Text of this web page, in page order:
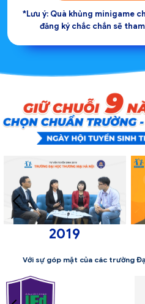
*Lưu ý: Quà khủng minigame
đăng ký chắc chắn sẽ
Với sự góp mặt của các trường
2020